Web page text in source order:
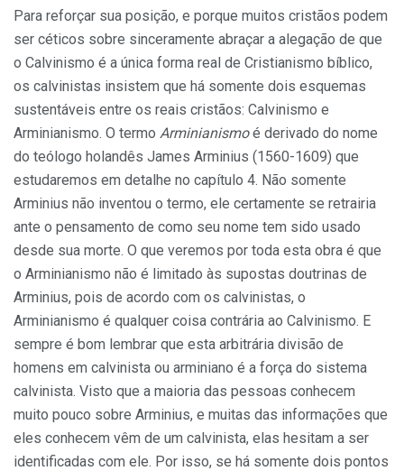
Para reforçar sua posição, e porque muitos cristãos podem
ser céticos sobre sinceramente abraçar a alegação de que
o Calvinismo é a única forma real de Cristianismo bíblico,
os calvinistas insistem que há somente dois esquemas
sustentáveis entre os reais cristãos: Calvinismo e
Arminianismo. O termo Arminianismoé derivado do nome
do teólogo holandês James Arminius (1560-1609) que
estudaremos em detalhe no capítulo 4. Não somente
Arminius não inventou o termo, ele certamente se retrairia
ante o pensamento de como seu nome tem sido usado
desde sua morte. O que veremos por toda esta obra é que
o Arminianismo não é limitado às supostas doutrinas de
Arminius, pois de acordo com os calvinistas, o
Arminianismo é qualquer coisa contrária ao Calvinismo. E
sempre é bom lembrar que esta arbitrária divisão de
homens em calvinista ou arminiano é a força do sistema
calvinista. Visto que a maioria das pessoas conhecem
muito pouco sobre Arminius, e muitas das informações que
eles conhecem vêm de um calvinista, elas hesitam a ser
identificadas com ele. Por isso, se há somente dois pontos